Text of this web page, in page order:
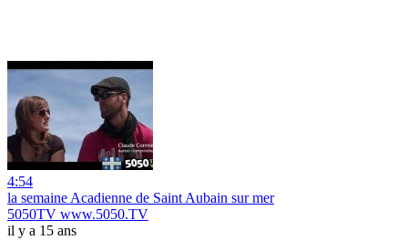
4:54
la semaine Acadienne de Saint Aubain sur mer
5050TV www.5050.TV
il y a 15 ans